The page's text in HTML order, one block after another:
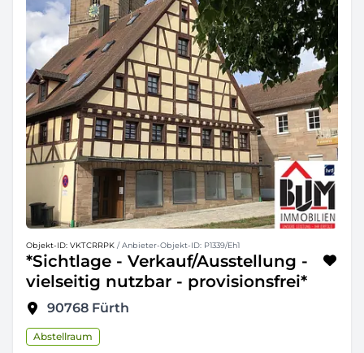
Objekt-ID: VKTCRRPK / Anbieter-Objekt-ID: P1339/Eh1
*Sichtlage - Verkauf/Ausstellung -
vielseitig nutzbar - provisionsfrei*
90768 Fürth
Abstellraum